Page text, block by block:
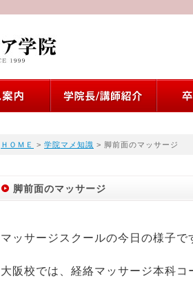
ＨＯＭＥ > 学院マメ知識 > 脚前面のマッサージ
脚前面のマッサージ
マッサージスクールの今日の様子で
大阪校では、経絡マッサージ本科コ